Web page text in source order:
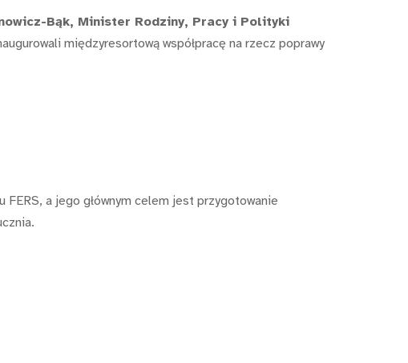
Bąk, Minister Rodziny, Pracy i Polityki
międzyresortową współpracę na rzecz poprawy
a jego głównym celem jest przygotowanie